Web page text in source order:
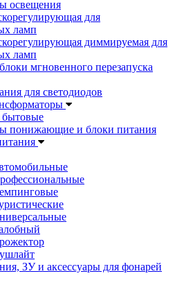
освещения
для
ламп
диммируемая для
ламп
мгновенного перезапуска
для светодиодов
бытовые
понижающие и блоки питания
ЗУ и аксессуары для фонарей